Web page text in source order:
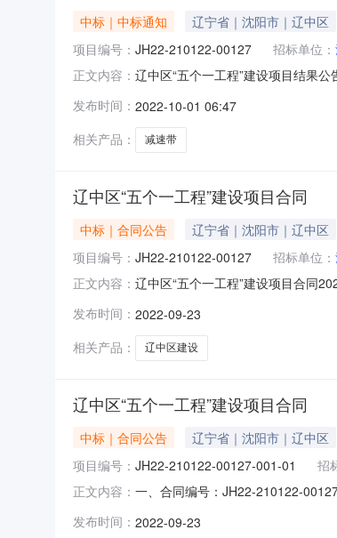
中标｜中标通知 辽宁省｜沈阳市｜辽中区
项目编号： JH22-210122-00127 招标单位：
正文内容： 辽中区“五个一工程”建设项目结果
组编号：001包组名称：辽中区“五
发布时间： 2022-10-01 06:47
相关产品：
减速带
辽中区“五个一工程”建设项目合同
中标｜合同公告
辽宁省｜沈阳市｜辽中区
项目编号： JH22-210122-00127 招标单位：
正文内容： 辽中区“五个一工程”建设项目合同
方）：辽宁圣仕建筑工程有限公司
发布时间： 2022-09-23
相关产品：
辽中区建设
辽中区“五个一工程”建设项目合同
中标｜合同公告 辽宁省｜沈阳市｜辽中区
项目编号： JH22-210122-00127-001-01 招
正文内容： 一、合同编号：JH22-210122-
省沈阳市浑南区世纪路2-5号1202联
发布时间： 2022-09-23